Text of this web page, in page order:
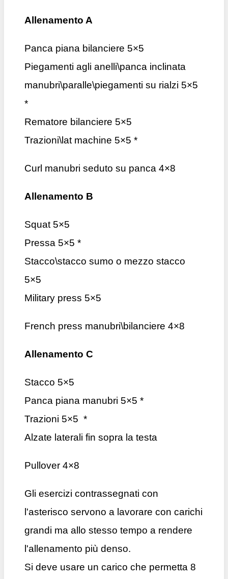
Allenamento A
Panca piana bilanciere 5×5
Piegamenti agli anelli\panca inclinata
manubri\paralle\piegamenti su rialzi 5×5
*
Rematore bilanciere 5×5
Trazioni\lat machine 5×5 *
Curl manubri seduto su panca 4×8
Allenamento B
Squat 5×5
Pressa 5×5 *
Stacco\stacco sumo o mezzo stacco
5×5
Military press 5×5
French press manubri\bilanciere 4×8
Allenamento C
Stacco 5×5
Panca piana manubri 5×5 *
Trazioni 5×5 *
Alzate laterali fin sopra la testa
Pullover 4×8
Gli esercizi contrassegnati con
l'asterisco servono a lavorare con carichi
grandi ma allo stesso tempo a rendere
l'allenamento più denso.
Si deve usare un carico che permetta 8